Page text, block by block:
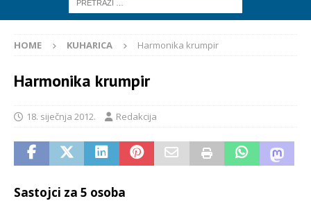
HOME KUHARICA Harmonika krumpir
Harmonika krumpir
18. siječnja 2012. Redakcija
Sastojci za 5 osoba